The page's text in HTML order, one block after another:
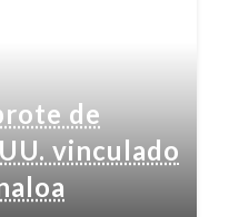
de
vinculado